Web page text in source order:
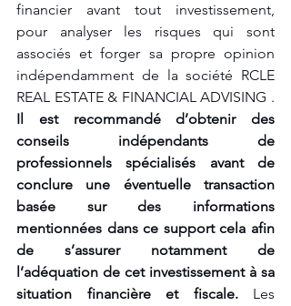
financier avant tout investissement,
pour analyser les risques qui sont
associés et forger sa propre opinion
indépendamment de la société RCLE
Il est recommandé d’obtenir des
conseils indépendants de
professionnels spécialisés avant de
conclure une éventuelle transaction
basée sur des informations
mentionnées dans ce support cela afin
de s’assurer notamment de
l’adéquation de cet investissement à sa
situation financière et fiscale. Les